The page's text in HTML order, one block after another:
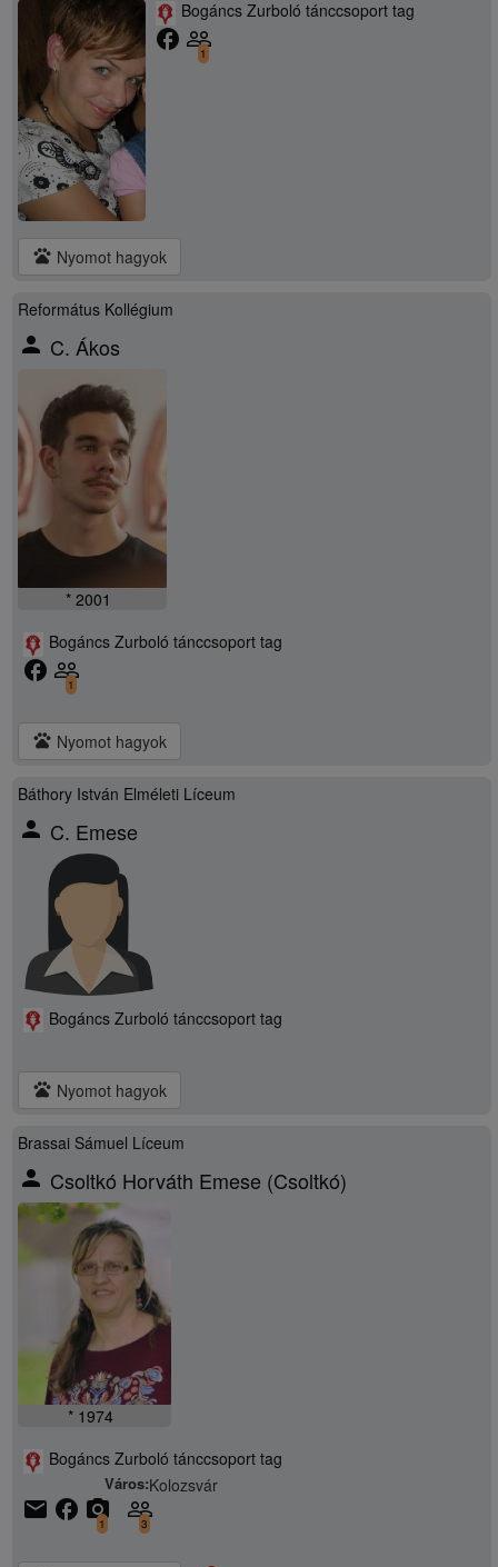
Bogáncs Zurboló tánccsoport tag
facebook people_outline
1
pets Nyomot hagyok
Református Kollégium
person C. Ákos
* 2001
Bogáncs Zurboló tánccsoport tag
facebook people_outline
1
pets Nyomot hagyok
Báthory István Elméleti Líceum
person C. Emese
Bogáncs Zurboló tánccsoport tag
pets Nyomot hagyok
Brassai Sámuel Líceum
person Csoltkó Horváth Emese (Csoltkó)
* 1974
Bogáncs Zurboló tánccsoport tag
Város:Kolozsvár
email facebook camera_alt
1
people_outline
3